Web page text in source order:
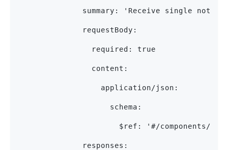
summary: 'Receive single
              requestBody:
                required: true
                content:
                  application/json:
                    schema:
$ref: '#/components/
              responses: